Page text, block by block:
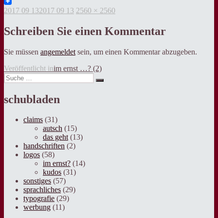
Veröffentlicht
2017 09 132017 09 13 Volle
2560 × 2560
Schreiben Sie einen Kommentar
Sie müssen angemeldet sein, um einen Kommentar abzugeben.
Beitragsnavigation
Veröffentlicht inim ernst …? (2)
Suche
nach:
Suche
schubladen
claims (31)
autsch (15)
das geht(13)
handschriften (2)
logos (58)
im ernst? (14)
kudos (31)
sonstiges (57)
sprachliches (29)
typografie (29)
werbung (11)